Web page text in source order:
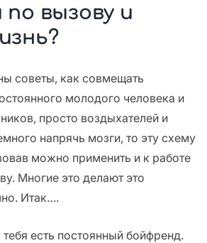
по вызову и
советы, как совмещать
молодого человека и
просто воздыхателей и
напрячь мозги, то эту схему
можно применить и к работе
Многие это делают это
Итак….
есть постоянный бойфренд.